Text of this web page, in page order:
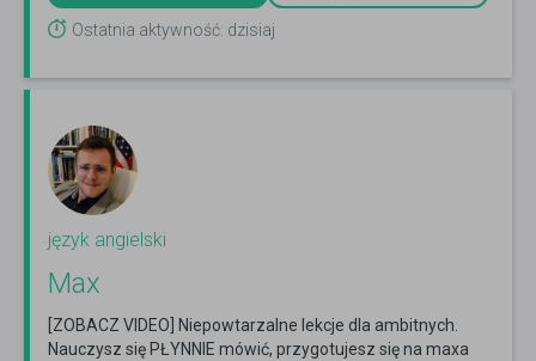
Ostatnia aktywność: dzisiaj
język angielski
Max
[ZOBACZ VIDEO] Niepowtarzalne lekcje dla ambitnych.
Nauczysz się PŁYNNIE mówić, przygotujesz się na maxa